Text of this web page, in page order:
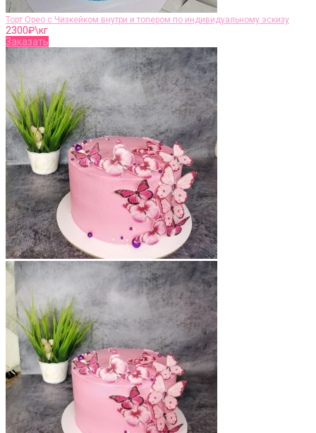
Торт Орео с Чизкейком внутри и топером по индивидуальному эскизу
2300₽\кг
Заказать